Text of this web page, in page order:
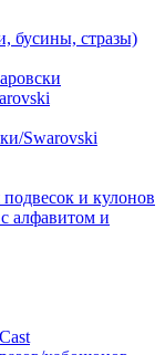
бусины, стразы)
Swarovski
и кулонов
алфавитом и